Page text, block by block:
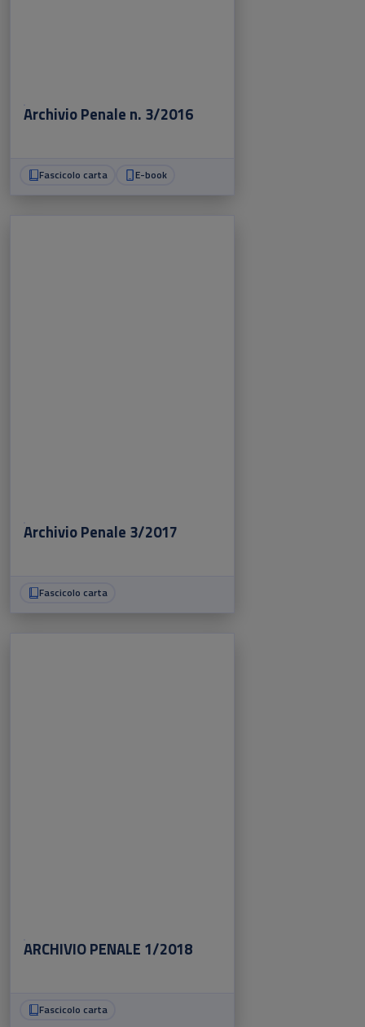
Archivio Penale n. 3/2016
Fascicolo carta E-book
Archivio Penale 3/2017
Fascicolo carta
ARCHIVIO PENALE 1/2018
Fascicolo carta